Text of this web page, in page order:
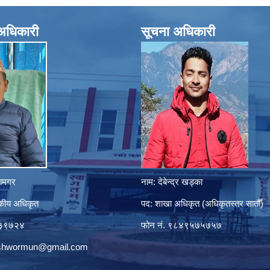
अधिकृत
सूचना अधिकारी
नाम: देबेन्द्र खड्का
पद: शाखा अधिकृत (अधिकृतस्तर सातौँ)
फोन नं. ९८४९५७५७५७